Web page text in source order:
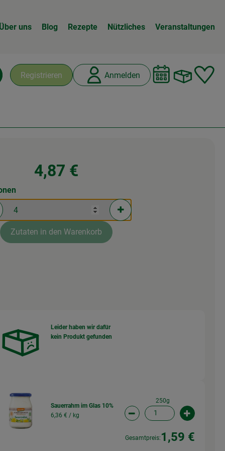
Über uns Blog Rezepte Nützliches Veranstaltungen
Registrieren Anmelden
4,87 €
verringern (aktuell 4 Portionen ausgewählt)
Portionen erhöhen (aktuell 4
Zutaten in den Warenkorb
ändern
Leider haben wir dafür
kein Produkt gefunden
ändern
Sauerrahm im Glas 10%
6,36 € / kg
250g
Artikelanzahl verringern
Gesamtpreis: 1,59 €